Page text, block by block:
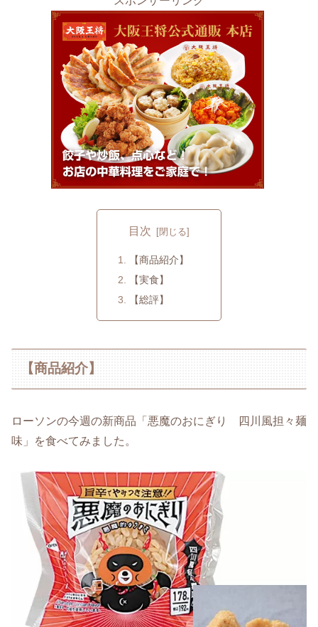
目次
【商品紹介】
【実食】
【総評】
【商品紹介】
ローソンの今週の新商品「悪魔のおにぎり 四川風担々麺
味」を食べてみました。